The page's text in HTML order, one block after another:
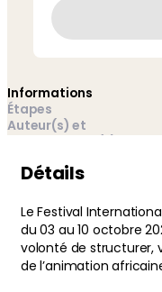
Informations
Étapes
Auteur(s) et
Détails
Le Festival
du 03 au 10 octobre
volonté de structurer,
de l’animation